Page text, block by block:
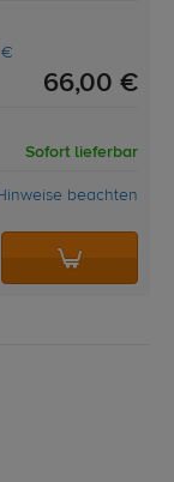
€
66,00 €
Sofort lieferbar
beachten